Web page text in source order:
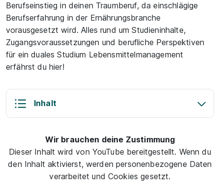
Berufseinstieg in deinen Traumberuf, da einschlägige
Berufserfahrung in der Ernährungsbranche
vorausgesetzt wird. Alles rund um Studieninhalte,
Zugangsvoraussetzungen und berufliche Perspektiven
für ein duales Studium Lebensmittelmanagement
erfährst du hier!
Inhalt
Wir brauchen deine Zustimmung
Dieser Inhalt wird von YouTube bereitgestellt. Wenn du
den Inhalt aktivierst, werden personenbezogene Daten
verarbeitet und Cookies gesetzt.